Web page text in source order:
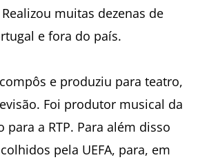
muitas dezenas de
e fora do país.
e produziu para teatro,
Foi produtor musical da
para a RTP. Para além disso
pela UEFA, para, em